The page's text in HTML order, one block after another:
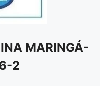
MARINGÁ-
2